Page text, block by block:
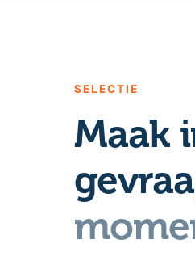
SELECTIE
Maak